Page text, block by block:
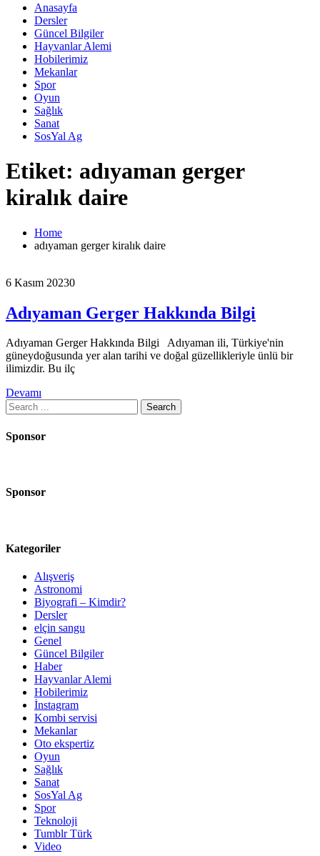
Anasayfa
Dersler
Güncel Bilgiler
Hayvanlar Alemi
Hobilerimiz
Mekanlar
Spor
Oyun
Sağlık
Sanat
SosYal Ag
Etiket: adıyaman gerger
kiralık daire
Home
adıyaman gerger kiralık daire
6 Kasım 20230
Adıyaman Gerger Hakkında Bilgi
Adıyaman Gerger Hakkında Bilgi Adıyaman ili, Türkiye'nin
güneydoğusunda yer alan tarihi ve doğal güzellikleriyle ünlü bir
ilimizdir. Bu ilç
Devamı
Search
for:
Sponsor
Sponsor
Kategoriler
Alışveriş
Astronomi
Biyografi – Kimdir?
Dersler
elçin sangu
Genel
Güncel Bilgiler
Haber
Hayvanlar Alemi
Hobilerimiz
İnstagram
Kombi servisi
Mekanlar
Oto ekspertiz
Oyun
Sağlık
Sanat
SosYal Ag
Spor
Teknoloji
Tumblr Türk
Video